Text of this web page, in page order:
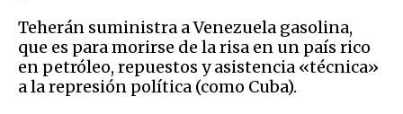
Teherán suministra a Venezuela gasolina,
que es para morirse de la risa en un país rico
en petróleo, repuestos y asistencia «técnica»
a la represión política (como Cuba).